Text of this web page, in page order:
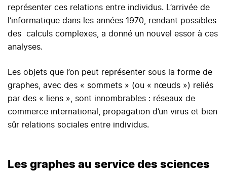
représenter ces relations entre individus. L’arrivée de
l’informatique dans les années 1970, rendant possibles
des calculs complexes, a donné un nouvel essor à ces
analyses.
Les objets que l’on peut représenter sous la forme de
graphes, avec des « sommets » (ou « nœuds ») reliés
par des « liens », sont innombrables : réseaux de
commerce international, propagation d’un virus et bien
sûr relations sociales entre individus.
Les graphes au service des sciences